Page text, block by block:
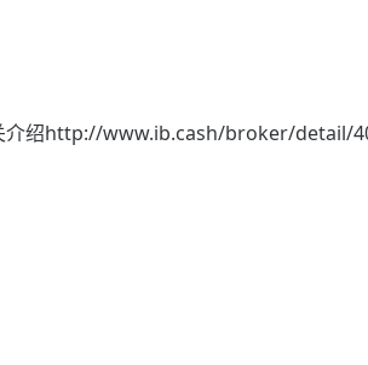
介绍http://www.ib.cash/broker/detail/